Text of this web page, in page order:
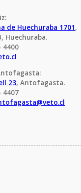
de Huechuraba 1701,
Huechuraba.
4400
23, Antofagasta.
4407